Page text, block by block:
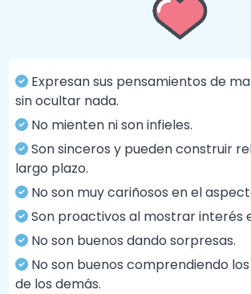
Expresan sus pensamientos de
sin ocultar nada.
No mienten ni son infieles.
Son sinceros y pueden construir
largo plazo.
No son muy cariñosos en el
Son proactivos al mostrar interés
No son buenos dando sorpresas.
No son buenos comprendiendo
de los demás.